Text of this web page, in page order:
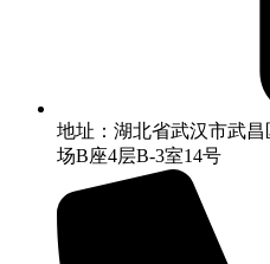
地址：湖北省武汉市武
场B座4层B-3室14号